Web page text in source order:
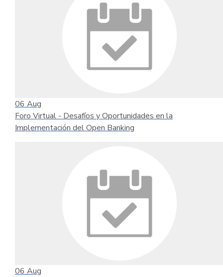
06 Aug
Foro Virtual - Desafíos y Oportunidades en la
Implementación del Open Banking
06 Aug